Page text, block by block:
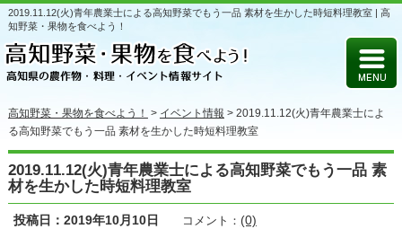
2019.11.12(火)青年農業士による高知野菜でもう一品 素材を生かした時短料理教室 | 高
知野菜・果物を食べよう！
高知野菜・果物を食べよう！ > イベント情報 > 2019.11.12(火)青年農業士によ
る高知野菜でもう一品 素材を生かした時短料理教室
2019.11.12(火)青年農業士による高知野菜でもう一品 素
材を生かした時短料理教室
投稿日：2019年10月10日 コメント： (0)